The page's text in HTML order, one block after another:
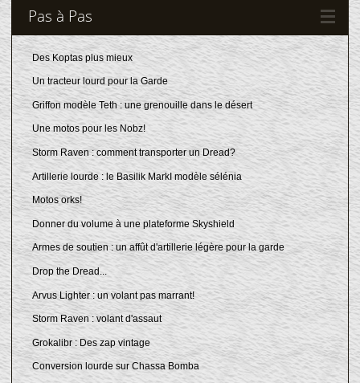
Pas à Pas
Des Koptas plus mieux
Un tracteur lourd pour la Garde
Griffon modèle Teth : une grenouille dans le désert
Une motos pour les Nobz!
Storm Raven : comment transporter un Dread?
Artillerie lourde : le Basilik MarkI modèle sélénia
Motos orks!
Donner du volume à une plateforme Skyshield
Armes de soutien : un affût d'artillerie légère pour la garde
Drop the Dread...
Arvus Lighter : un volant pas marrant!
Storm Raven : volant d'assaut
Grokalibr : Des zap vintage
Conversion lourde sur Chassa Bomba